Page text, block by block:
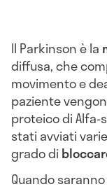
Il Parkinson è la
diffusa, che
movimento e
paziente
proteico di Alfa-
stati avviati
grado di
Quando